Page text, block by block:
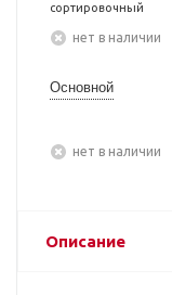
сортировочный
Нет в наличии
Основной
Нет в наличии
Описание